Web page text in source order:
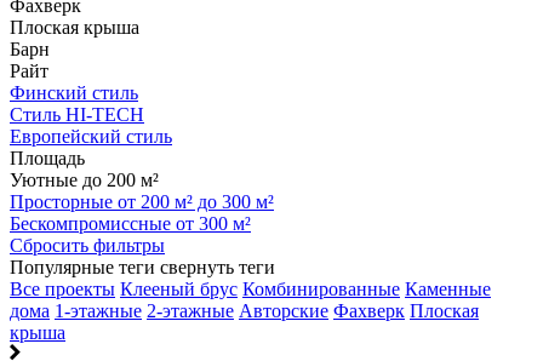
Фахверк
Плоская крыша
Барн
Райт
Финский стиль
Стиль HI-TECH
Европейский стиль
Площадь
Уютные до 200 м²
Просторные от 200 м² до 300 м²
Бескомпромиссные от 300 м²
Сбросить фильтры
Популярные теги свернуть теги
Все проекты Клееный брус Комбинированные Каменные
дома 1-этажные 2-этажные Авторские Фахверк Плоская
крыша